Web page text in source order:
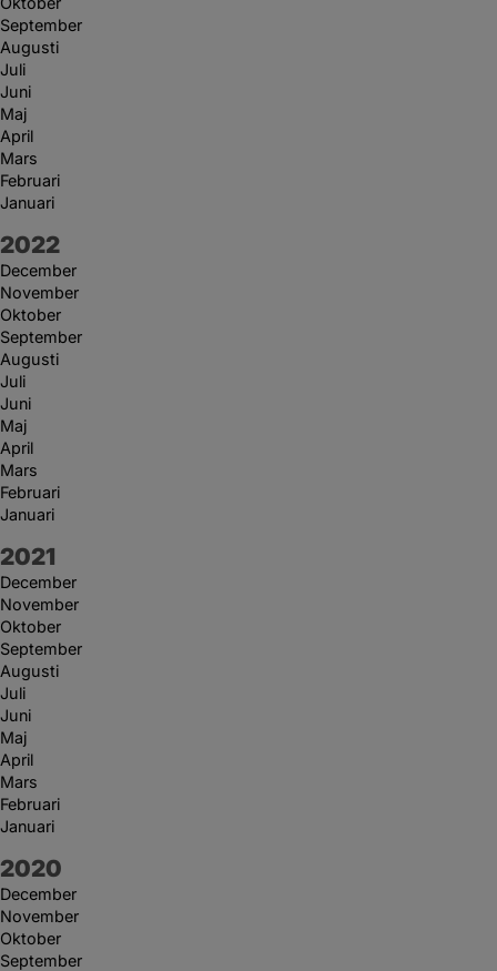
September
Augusti
Juli
Juni
Maj
April
Mars
Februari
Januari
År:
2022
December
November
Oktober
September
Augusti
Juli
Juni
Maj
April
Mars
Februari
Januari
År:
2021
December
November
Oktober
September
Augusti
Juli
Juni
Maj
April
Mars
Februari
Januari
År:
2020
December
November
Oktober
September